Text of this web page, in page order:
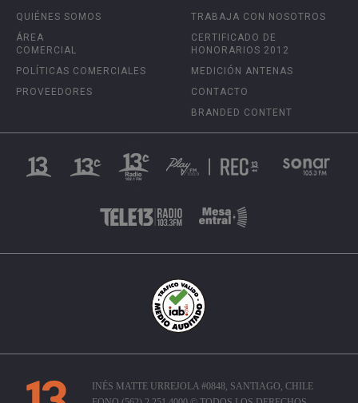
QUIÉNES SOMOS
ÁREA
COMERCIAL
POLÍTICAS COMERCIALES
PROVEEDORES
TRABAJA CON NOSOTROS
CERTIFICADO DE
HONORARIOS 2012
MEDICIÓN ANTENAS
CONTACTO
BRANDED CONTENT
INÉS MATTE URREJOLA #0848, SANTIAGO, CHILE